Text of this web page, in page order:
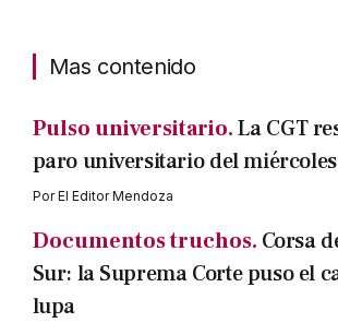
Mas contenido
Pulso universitario.La CGT
paro universitario del
PorEl Editor Mendoza
Documentos truchos. Corsa
Sur: la Suprema Corte puso el
lupa